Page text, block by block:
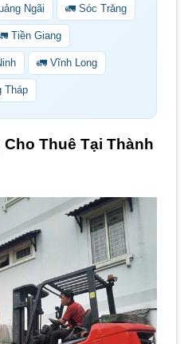
Ngãi 🚛 Sóc Trăng
Tiền Giang
🚛 Vĩnh Long
Tháp
Thuê Tại Thành